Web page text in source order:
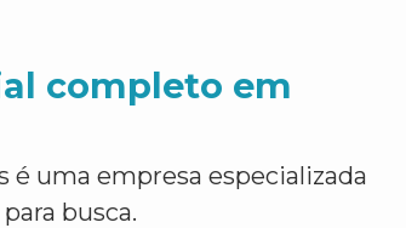
completo em
é uma empresa especializada
busca.